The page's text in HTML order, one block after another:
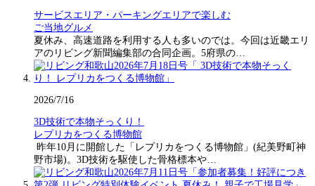
サービスエリア・パーキングエリアで楽しむ
ご当地グルメ
夏休み、高速道路を利用する人も多いのでは。今回は近畿エリ
アのリビング新聞編集部の合同企画。5府県の…
2026/7/16
3D技術で本物そっくり！
レプリカをつくる博物館
昨年10月に開館した「レプリカをつくる博物館」(紀美野町神
野市場)。3D技術を駆使した骨格標本や…